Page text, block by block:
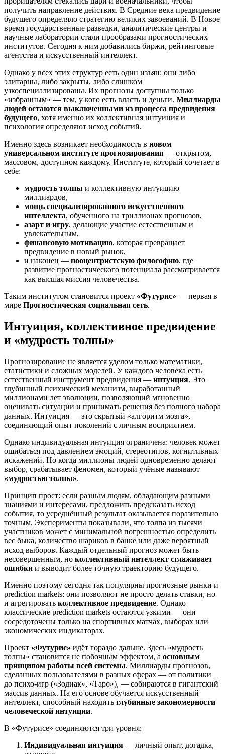
получить направление действия. В Средние века предвидение
будущего определяло стратегию великих завоеваний. В Новое
время государственные разведки, аналитические центры и
научные лаборатории стали прообразами прогностических
институтов. Сегодня к ним добавились биржи, рейтинговые
агентства и искусственный интеллект.
Однако у всех этих структур есть один изъян: они либо
элитарны, либо закрыты, либо слишком
узкоспециализированы. Их прогнозы доступны только
«избранным» — тем, у кого есть власть и деньги. Миллиарды
людей остаются выключенными из процесса предвидения
будущего, хотя именно их коллективная интуиция и
психология определяют исход событий.
Именно здесь возникает необходимость в новом
универсальном институте прогнозирования — открытом,
массовом, доступном каждому. Институте, который сочетает в
себе:
мудрость толпы и коллективную интуицию
миллиардов,
мощь специализированного искусственного
интеллекта, обученного на триллионах прогнозов,
азарт и игру, делающие участие естественным и
увлекательным,
финансовую мотивацию, которая превращает
предвидение в новый рынок,
и наконец — нооцентристскую философию, где
развитие прогностического потенциала рассматривается
как высшая миссия человечества.
Таким институтом становится проект «Футурис» — первая в
мире Прогностическая социальная сеть.
Интуиция, коллективное предвидение
и «мудрость толпы»
Прогнозирование не является уделом только математики,
статистики и сложных моделей. У каждого человека есть
естественный инструмент предвидения — интуиция. Это
глубинный психический механизм, выработанный
миллионами лет эволюции, позволяющий мгновенно
оценивать ситуации и принимать решения без полного набора
данных. Интуиция — это скрытый «алгоритм мозга»,
соединяющий опыт поколений с личным восприятием.
Однако индивидуальная интуиция ограничена: человек может
ошибаться под давлением эмоций, стереотипов, когнитивных
искажений. Но когда миллионы людей одновременно делают
выбор, срабатывает феномен, который учёные называют
«мудростью толпы».
Принцип прост: если разным людям, обладающим разными
знаниями и интересами, предложить предсказать исход
события, то усреднённый результат оказывается поразительно
точным. Эксперименты показывали, что толпа из тысячи
участников может с минимальной погрешностью определить
вес быка, количество шариков в банке или даже вероятный
исход выборов. Каждый отдельный прогноз может быть
несовершенным, но коллективный интеллект сглаживает
ошибки и выводит более точную траекторию будущего.
Именно поэтому сегодня так популярны прогнозные рынки и
prediction markets: они позволяют не просто делать ставки, но
и агрегировать коллективное предвидение. Однако
классические prediction markets остаются узкими — они
сосредоточены только на спортивных матчах, выборах или
экономических индикаторах.
Проект «Футурис» идёт гораздо дальше. Здесь «мудрость
толпы» становится не побочным эффектом, а основным
принципом работы всей системы. Миллиарды прогнозов,
сделанных пользователями в разных сферах — от политики
до психо‑игр («Зодиак», «Таро»), — собираются в гигантский
массив данных. На его основе обучается искусственный
интеллект, способный находить глубинные закономерности
человеческой интуиции.
В «Футурисе» соединяются три уровня:
Индивидуальная интуиция — личный опыт, догадка,